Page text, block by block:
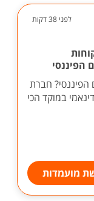
לפני 38 דקות
לקוחות
הפיננסי
הפיננסי? חברת
במוקד הכי
מועמדות